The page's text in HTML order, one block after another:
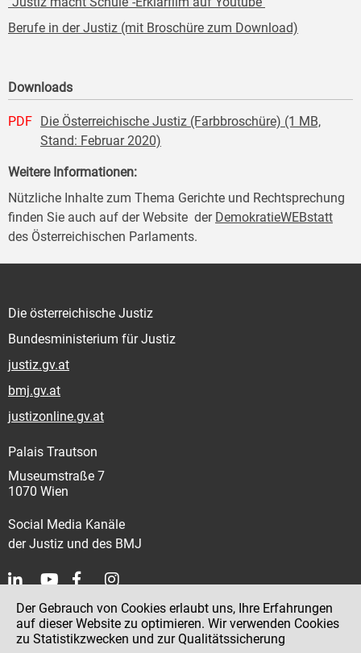
Berufe in der Justiz (mit Broschüre zum Download)
Downloads
PDF Die Österreichische Justiz (Farbbroschüre) (1 MB,
Stand: Februar 2020)
Weitere Informationen:
Nützliche Inhalte zum Thema Gerichte und Rechtsprechung
finden Sie auch auf der Website der DemokratieWEBstatt
des Österreichischen Parlaments.
Die österreichische Justiz
Bundesministerium für Justiz
justiz.gv.at
bmj.gv.at
justizonline.gv.at
Palais Trautson
Museumstraße 7
1070 Wien
Social Media Kanäle
der Justiz und des BMJ
Kontakt
Impressum
Der Gebrauch von Cookies erlaubt uns, Ihre Erfahrungen
auf dieser Website zu optimieren. Wir verwenden Cookies
zu Statistikzwecken und zur Qualitätssicherung